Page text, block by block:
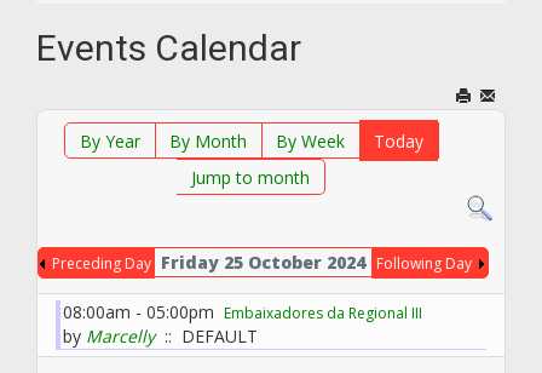
Events Calendar
By Year By Month By Week
Today
Jump to month
Preceding Day Friday 25 October 2024 Following Day
08:00am - 05:00pm Embaixadores da Regional III
by Marcelly:: DEFAULT